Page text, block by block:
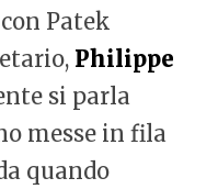
Patek
Philippe
si parla
messe in fila
quando